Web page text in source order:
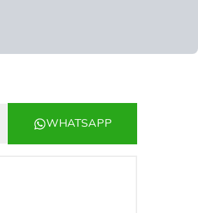
WHATSAPP